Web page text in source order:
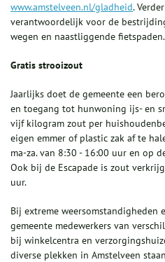
www.amstelveen.nl/gladheid.
verantwoordelijk voor de
wegen en naastliggende fietspaden.
Gratis strooizout
Jaarlijks doet de gemeente een
en toegang tot hunwoning ijs- en
vijf kilogram zout per
eigen emmer of plastic zak af te
ma-za. van 8:30 - 16:00 uur en op
Ook bij de Escapade is zout
uur.
Bij extreme
gemeente medewerkers van
bij winkelcentra en
diverse plekken in Amstelveen